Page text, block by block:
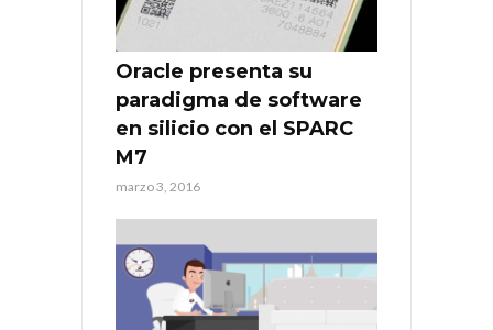
Oracle presenta su
paradigma de software
en silicio con el SPARC
M7
marzo 3, 2016